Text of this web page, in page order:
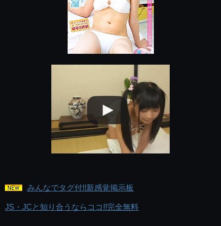
みんなでタグ付!!新感覚掲示板
JS・JCと知り合うならココ!!完全無料